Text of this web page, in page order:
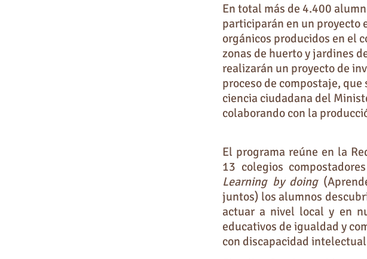
En total más de 4.400
participarán en un proyecto
orgánicos producidos en el
zonas de huerto y jardines
realizarán un proyecto de
proceso de compostaje,
ciencia ciudadana del
colaborando con la
El programa reúne en la
13 colegios
Learning by doing
juntos) los alumnos
actuar a nivel local y en
educativos de igualdad y
con discapacidad